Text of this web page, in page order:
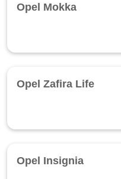
Opel Mokka
Opel Zafira Life
Opel Insignia